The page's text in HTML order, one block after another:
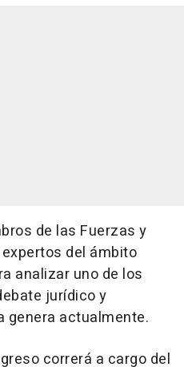
de las Fuerzas y
del ámbito
analizar uno de los
jurídico y
genera actualmente.
correrá a cargo del